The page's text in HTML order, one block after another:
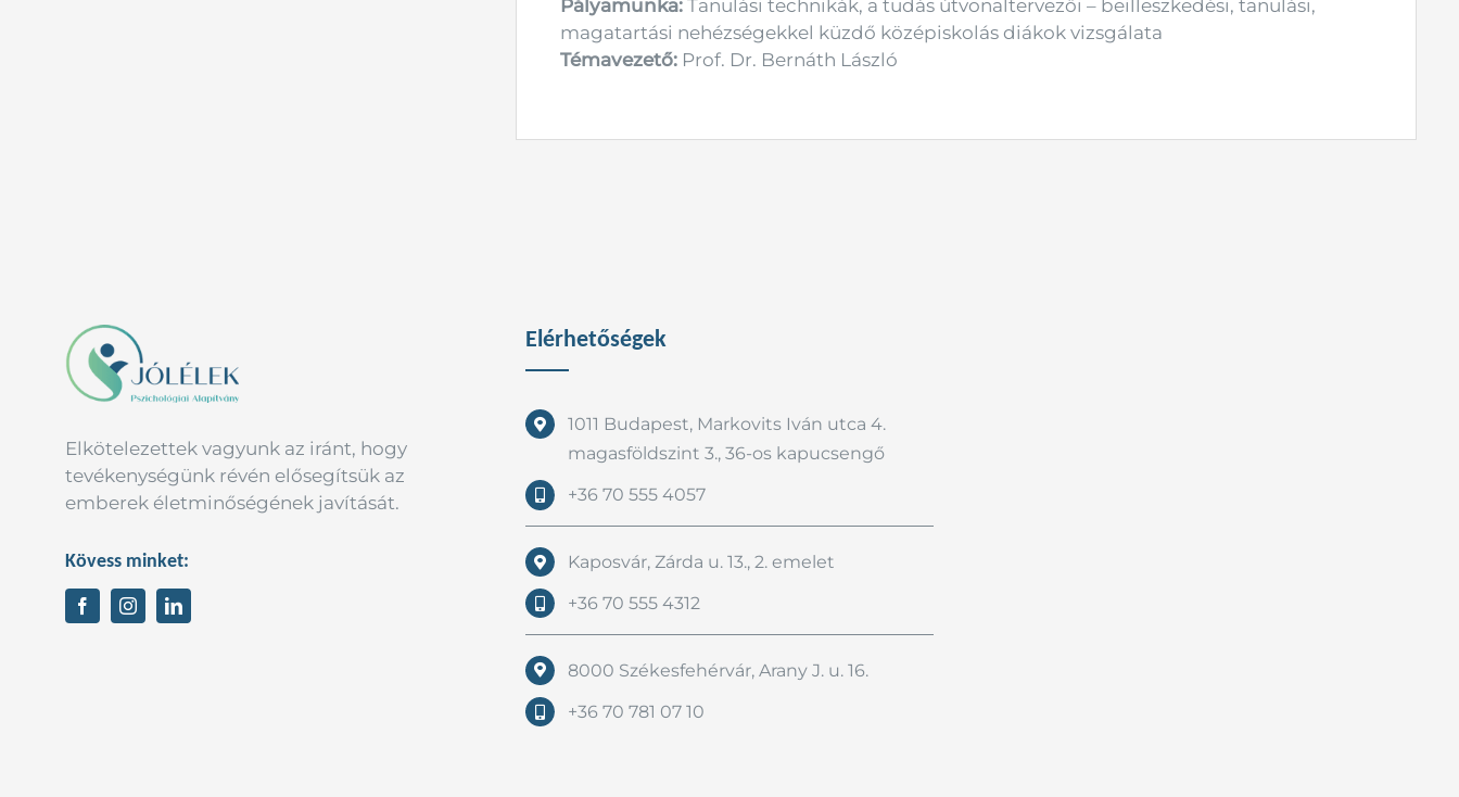
Pályamunka: Tanulási technikák, a tudás útvonaltervezői – beilleszkedési, tanulási,
magatartási nehézségekkel küzdő középiskolás diákok vizsgálata
Témavezető: Prof. Dr. Bernáth László
Elkötelezettek vagyunk az iránt, hogy
tevékenységünk révén elősegítsük az
emberek életminőségének javítását.
Kövess minket:
Elérhetőségek
1011 Budapest, Markovits Iván utca 4.
magasföldszint 3., 36-os kapucsengő
+36 70 555 4057
Kaposvár, Zárda u. 13., 2. emelet
+36 70 555 4312
8000 Székesfehérvár, Arany J. u. 16.
+36 70 781 07 10